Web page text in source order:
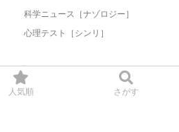
人気順 さがす
科学ニュース［ナゾロジー］
心理テスト［シンリ］